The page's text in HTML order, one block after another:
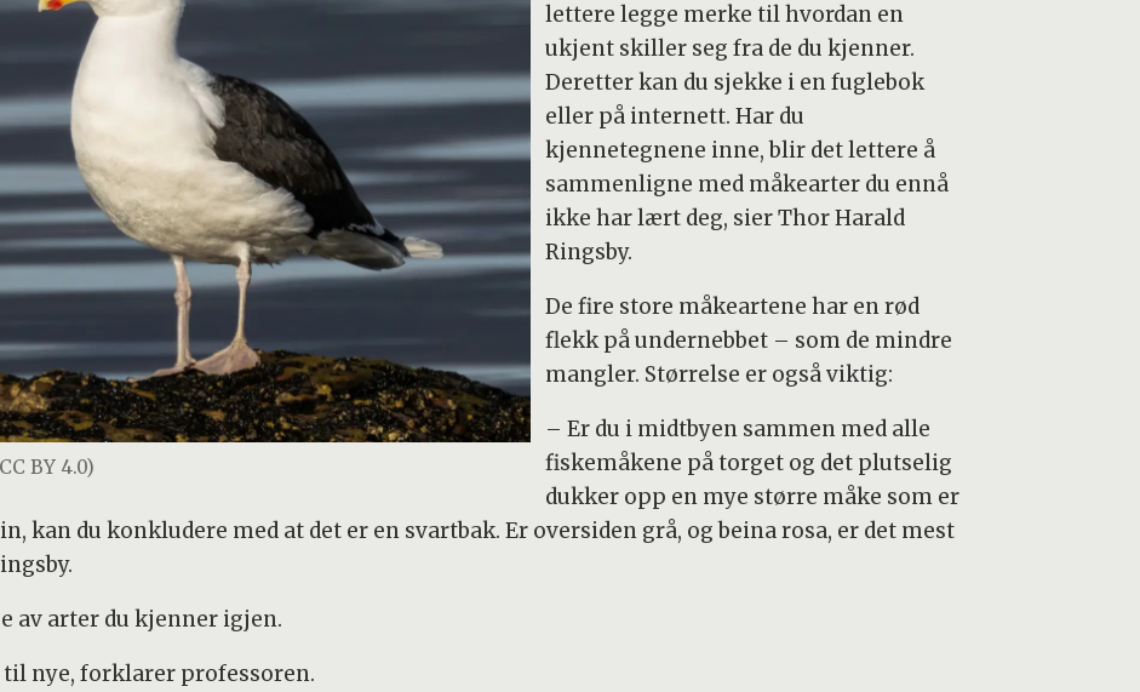
BY 4.0)
lettere legge merke til hvordan en
ukjent skiller seg fra de du kjenner.
Deretter kan du sjekke i en fuglebok
eller på internett. Har du
kjennetegnene inne, blir det lettere å
sammenligne med måkearter du ennå
ikke har lært deg, sier Thor Harald
Ringsby.
De fire store måkeartene har en rød
flekk på undernebbet – som de mindre
mangler. Størrelse er også viktig:
– Er du i midtbyen sammen med alle
fiskemåkene på torget og det plutselig
dukker opp en mye større måke som er
kan du konkludere med at det er en svartbak. Er oversiden grå, og beina rosa, er det mest
av arter du kjenner igjen.
til nye, forklarer professoren.